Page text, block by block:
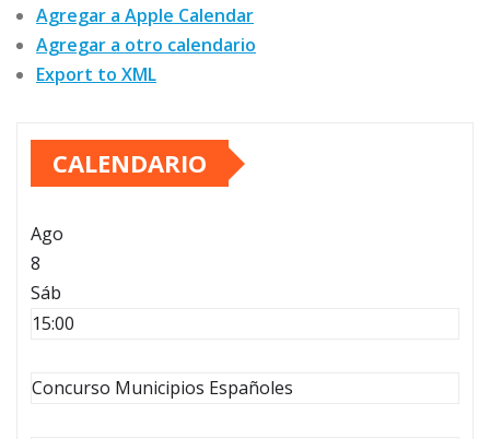
Agregar a Apple Calendar
Agregar a otro calendario
Export to XML
CALENDARIO
Ago
8
Sáb
15:00
Concurso Municipios Españoles